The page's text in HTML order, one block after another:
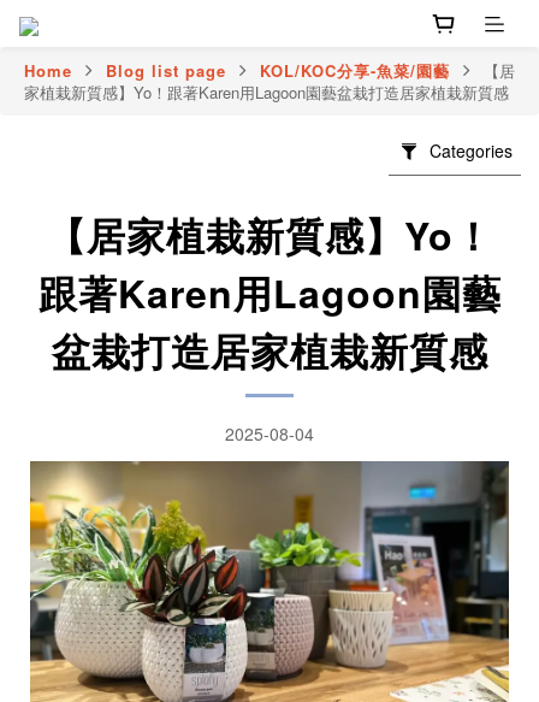
Home Blog list page KOL/KOC分享-魚菜/園藝
【居
家植栽新質感】Yo！跟著Karen用Lagoon園藝盆栽打造居家植栽新質感
Categories
【居家植栽新質感】Yo！
跟著Karen用Lagoon園藝
盆栽打造居家植栽新質感
2025-08-04